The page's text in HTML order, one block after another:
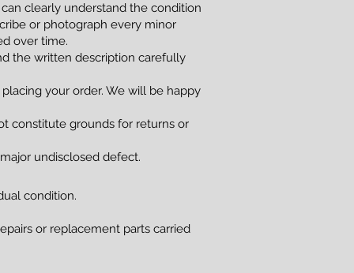
clearly understand the condition
or photograph every minor
over time.
the written description carefully
your order. We will be happy
constitute grounds for returns or
undisclosed defect.
condition.
or replacement parts carried